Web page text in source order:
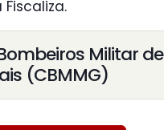
Militar de
(CBMMG)